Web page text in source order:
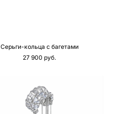
Серьги-кольца с багетами
27 900 pуб.